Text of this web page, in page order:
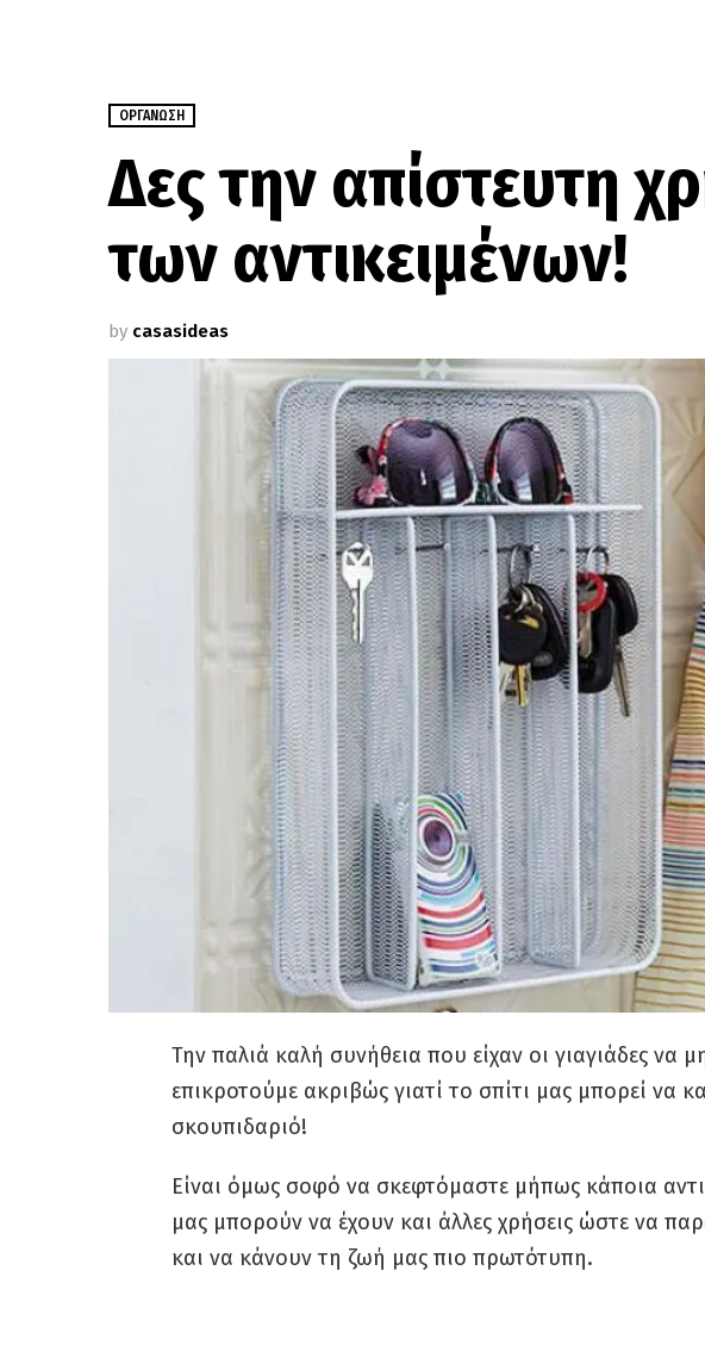
ΟΡΓΆΝΩΣΗ
Δες την απίστευτη
των αντικειμένων!
by casasideas
Την παλιά καλή συνήθεια που είχαν οι γιαγιάδες να
επικροτούμε ακριβώς γιατί το σπίτι μας μπορεί να
σκουπιδαριό!
Είναι όμως σοφό να σκεφτόμαστε μήπως κάποια
μας μπορούν να έχουν και άλλες χρήσεις ώστε να
και να κάνουν τη ζωή μας πιο πρωτότυπη.